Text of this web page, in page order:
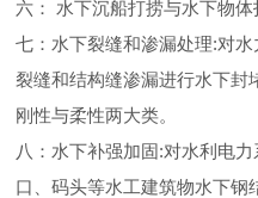
六： 水下沉船打捞与水下物体
七：水下裂缝和渗漏处理:对
裂缝和结构缝渗漏进行水下封
刚性与柔性两大类。
八：水下补强加固:对水利电
口、码头等水工建筑物水下钢